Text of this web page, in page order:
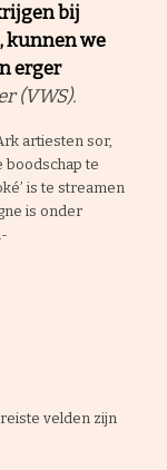
bij
kunnen we
erger
(VWS).
artiesten sor,
boodschap te
is te streamen
is onder
velden zijn